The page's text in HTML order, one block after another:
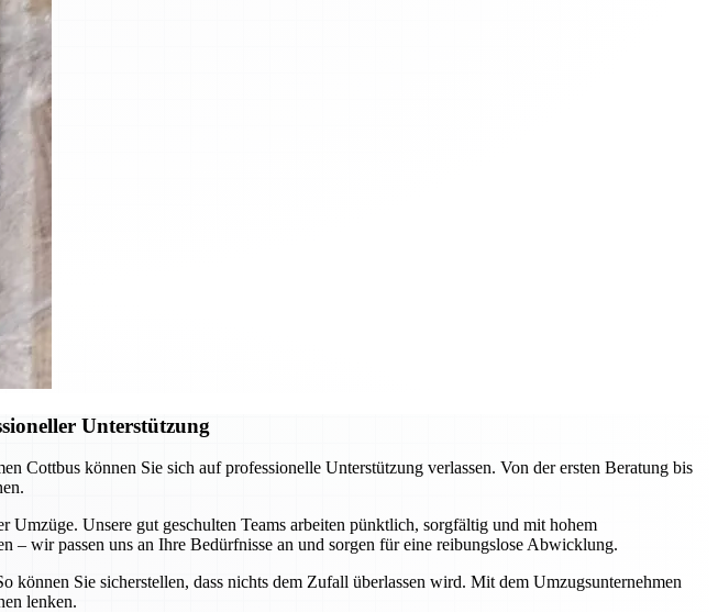
Unterstützung
können Sie sich auf professionelle Unterstützung verlassen. Von der ersten Beratung bis
Unsere gut geschulten Teams arbeiten pünktlich, sorgfältig und mit hohem
– wir passen uns an Ihre Bedürfnisse an und sorgen für eine reibungslose Abwicklung.
Sie sicherstellen, dass nichts dem Zufall überlassen wird. Mit dem Umzugsunternehmen
lenken.